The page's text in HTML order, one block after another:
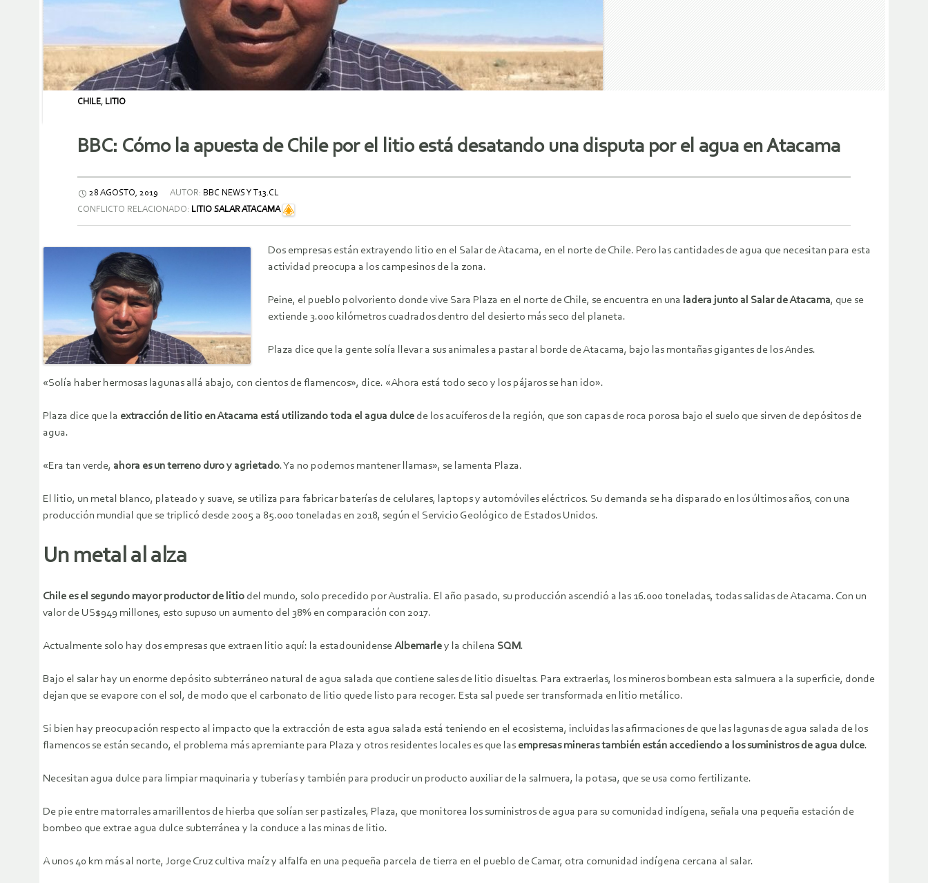
CHILE, LITIO
BBC: Cómo la apuesta de Chile por el litio está desatando una disputa por el agua en Atacama
28 AGOSTO, 2019 AUTOR: BBC NEWS Y T13.CL
CONFLICTO RELACIONADO: LITIO SALAR ATACAMA
Dos empresas están extrayendo litio en el Salar de Atacama, en el norte de Chile. Pero las cantidades de agua que necesitan para esta
actividad preocupa a los campesinos de la zona.
Peine, el pueblo polvoriento donde vive Sara Plaza en el norte de Chile, se encuentra en una ladera junto al Salar de Atacama, que se
extiende 3.000 kilómetros cuadrados dentro del desierto más seco del planeta.
Plaza dice que la gente solía llevar a sus animales a pastar al borde de Atacama, bajo las montañas gigantes de los Andes.
«Solía haber hermosas lagunas allá abajo, con cientos de flamencos», dice. «Ahora está todo seco y los pájaros se han ido».
Plaza dice que la extracción de litio en Atacama está utilizando toda el agua dulce de los acuíferos de la región, que son capas de roca porosa bajo el suelo que sirven de depósitos de
agua.
«Era tan verde, ahora es un terreno duro y agrietado. Ya no podemos mantener llamas», se lamenta Plaza.
El litio, un metal blanco, plateado y suave, se utiliza para fabricar baterías de celulares, laptops y automóviles eléctricos. Su demanda se ha disparado en los últimos años, con una
producción mundial que se triplicó desde 2005 a 85.000 toneladas en 2018, según el Servicio Geológico de Estados Unidos.
Un metal al alza
Chile es el segundo mayor productorde litio del mundo, solo precedido por Australia. El año pasado, su producción ascendió a las 16.000 toneladas, todas salidas de Atacama. Con un
valor de US$949 millones, esto supuso un aumento del 38% en comparación con 2017.
Actualmente solo hay dos empresas que extraen litio aquí: la estadounidenseAlbemarley la chilena SQM.
Bajo el salar hay un enorme depósito subterráneo natural de agua salada que contiene sales de litio disueltas. Para extraerlas, los mineros bombean esta salmuera a la superficie, donde
dejan que se evapore con el sol, de modo que el carbonato de litio quede listo para recoger. Esta sal puede ser transformada en litio metálico.
Si bien hay preocupación respecto al impacto que la extracción de esta agua salada está teniendo en el ecosistema, incluidas las afirmaciones de que las lagunas de agua salada de los
flamencos se están secando, el problema más apremiante para Plaza y otros residentes locales es que las empresas minerastambién están accediendo a lossuministros de agua dulce.
Necesitan agua dulce para limpiar maquinaria y tuberías y también para producir un producto auxiliar de la salmuera, la potasa, que se usa como fertilizante.
De pie entre matorrales amarillentos de hierba que solían ser pastizales, Plaza, que monitorea los suministros de agua para su comunidad indígena, señala una pequeña estación de
bombeo que extrae agua dulce subterránea y la conduce a las minas de litio.
A unos 40 km más al norte, Jorge Cruz cultiva maíz y alfalfa en una pequeña parcela de tierra en el pueblo de Camar, otra comunidad indígena cercana al salar.